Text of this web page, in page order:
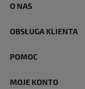
O NAS
OBSŁUGA KLIENTA
POMOC
MOJE KONTO